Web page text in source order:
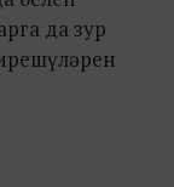
да зур